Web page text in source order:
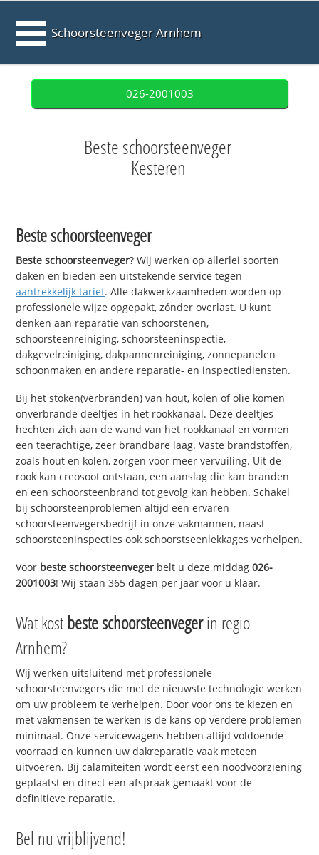
Schoorsteenveger Arnhem
026-2001003
Beste schoorsteenveger
Kesteren
Beste schoorsteenveger
Beste schoorsteenveger? Wij werken op allerlei soorten
daken en bieden een uitstekende service tegen
aantrekkelijk tarief. Alle dakwerkzaamheden worden op
professionele wijze opgepakt, zónder overlast. U kunt
denken aan reparatie van schoorstenen,
schoorsteenreiniging, schoorsteeninspectie,
dakgevelreiniging, dakpannenreiniging, zonnepanelen
schoonmaken en andere reparatie- en inspectiediensten.
Bij het stoken(verbranden) van hout, kolen of olie komen
onverbrande deeltjes in het rookkanaal. Deze deeltjes
hechten zich aan de wand van het rookkanaal en vormen
een teerachtige, zeer brandbare laag. Vaste brandstoffen,
zoals hout en kolen, zorgen voor meer vervuiling. Uit de
rook kan creosoot ontstaan, een aanslag die kan branden
en een schoorsteenbrand tot gevolg kan hebben. Schakel
bij schoorsteenproblemen altijd een ervaren
schoorsteenvegersbedrijf in onze vakmannen, naast
schoorsteeninspecties ook schoorstseenlekkages verhelpen.
Voor beste schoorsteenveger belt u deze middag026-
2001003! Wij staan 365 dagen per jaar voor u klaar.
Wat kostbeste schoorsteenvegerin regio
Arnhem?
Wij werken uitsluitend met professionele
schoorsteenvegers die met de nieuwste technologie werken
om uw probleem te verhelpen. Door voor ons te kiezen en
met vakmensen te werken is de kans op verdere problemen
minimaal. Onze servicewagens hebben altijd voldoende
voorraad en kunnen uw dakreparatie vaak meteen
uitvoeren. Bij calamiteiten wordt eerst een noodvoorziening
geplaatst en direct een afspraak gemaakt voor de
definitieve reparatie.
Bel nu vrijblijvend!